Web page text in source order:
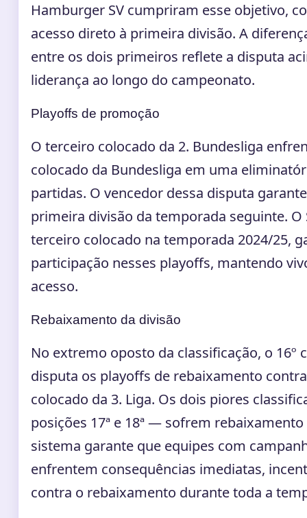
Hamburger SV cumpriram esse objetivo,
acesso direto à primeira divisão. A
entre os dois primeiros reflete a disputa
liderança ao longo do campeonato.
Playoffs de promoção
O terceiro colocado da 2. Bundesliga
colocado da Bundesliga em uma
partidas. O vencedor dessa disputa
primeira divisão da temporada seguinte. O
terceiro colocado na temporada 2024/25,
participação nesses playoffs, mantendo
acesso.
Rebaixamento da divisão
No extremo oposto da classificação, o 16º
disputa os playoffs de rebaixamento
colocado da 3. Liga. Os dois piores
posições 17ª e 18ª — sofrem rebaixamento
sistema garante que equipes com
enfrentem consequências imediatas,
contra o rebaixamento durante toda a